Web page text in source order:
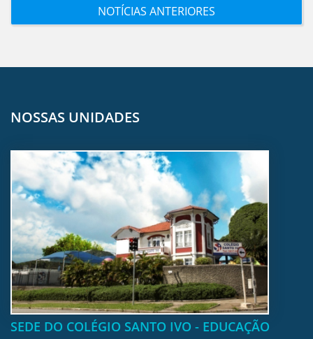
NOTÍCIAS ANTERIORES
NOSSAS UNIDADES
SEDE DO COLÉGIO SANTO IVO - EDUCAÇÃO